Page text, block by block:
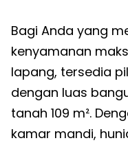
Bagi Anda yang
kenyamanan
lapang, tersedia
dengan luas
tanah 109 m².
kamar mandi,